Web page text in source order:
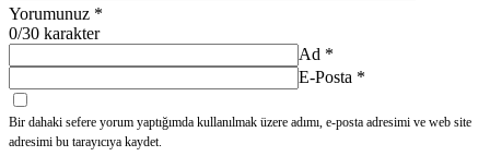
Yorumunuz *
0/30 karakter
Ad *
E-Posta *
Bir dahaki sefere yorum yaptığımda kullanılmak üzere adımı, e-posta adresimi ve web site
adresimi bu tarayıcıya kaydet.